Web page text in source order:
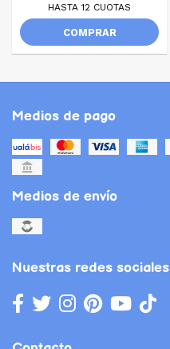
HASTA 12 CUOTAS
COMPRAR
Medios de pago
Medios de envío
Nuestras redes sociales